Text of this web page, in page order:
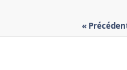
«